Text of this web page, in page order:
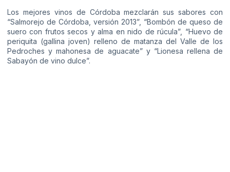
Los mejores vinos de Córdoba mezclarán sus sabores con
“Salmorejo de Córdoba, versión 2013”, “Bombón de queso de
suero con frutos secos y alma en nido de rúcula”, “Huevo de
periquita (gallina joven) relleno de matanza del Valle de los
Pedroches y mahonesa de aguacate” y “Lionesa rellena de
Sabayón de vino dulce”.